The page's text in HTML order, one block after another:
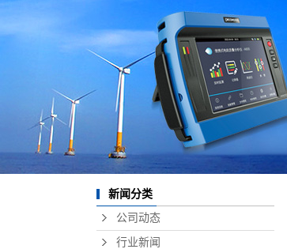
联系我们
新闻分类
公司动态
行业新闻